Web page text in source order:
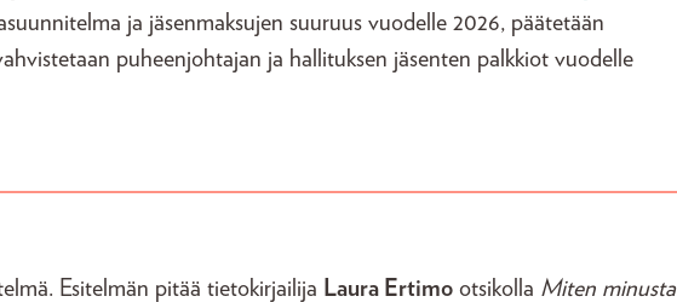
ja jäsenmaksujen suuruus vuodelle 2026, päätetään
puheenjohtajan ja hallituksen jäsenten palkkiot vuodelle
Esitelmän pitää tietokirjailija Laura Ertimootsikolla Miten minusta